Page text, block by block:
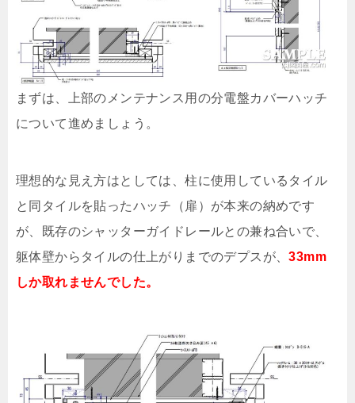
まずは、上部のメンテナンス用の分電盤カバーハッチ
について進めましょう。
理想的な見え方はとしては、柱に使用しているタイル
と同タイルを貼ったハッチ（扉）が本来の納めです
が、既存のシャッターガイドレールとの兼ね合いで、
躯体壁からタイルの仕上がりまでのデプスが、33mm
しか取れませんでした。